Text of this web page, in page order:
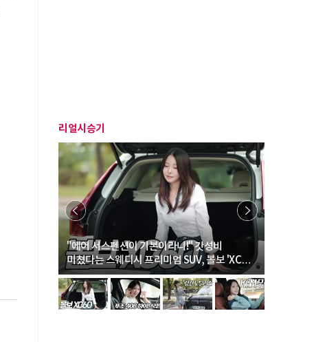
리얼시승기
"에어 서스펜션이 기본이라니!" 갓성비
미쳤다는 스웨디시 프리미엄 SUV, 볼보 'XC60
B5 울트라'